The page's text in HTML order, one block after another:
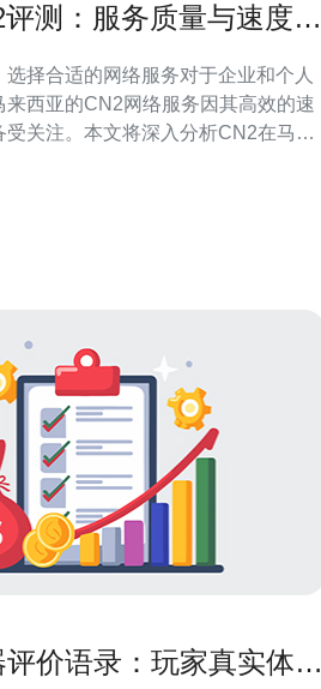
测：服务质量与速度分
择合适的网络服务对于企业和个人
来西亚的CN2网络服务因其高效的速
受关注。本文将深入分析CN2在马来
CN2，即中国电信的第二代网络，
价语录：玩家真实体验